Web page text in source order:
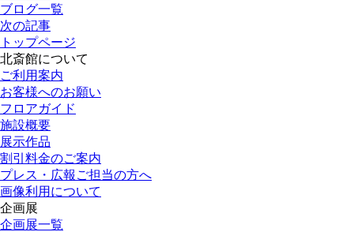
ブログ一覧
次の記事
トップページ
北斎館について
ご利用案内
お客様へのお願い
フロアガイド
施設概要
展示作品
割引料金のご案内
プレス・広報ご担当の方へ
画像利用について
企画展
企画展一覧